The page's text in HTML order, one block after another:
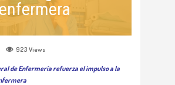
enfermera
923 Views
de Enfermería refuerza el impulso a la